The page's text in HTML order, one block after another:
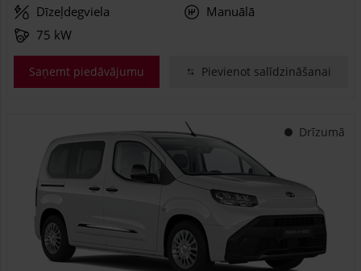
Dīzeļdegviela
Manuālā
75 kW
Saņemt piedāvājumu Pievienot salīdzināšanai
Drīzumā